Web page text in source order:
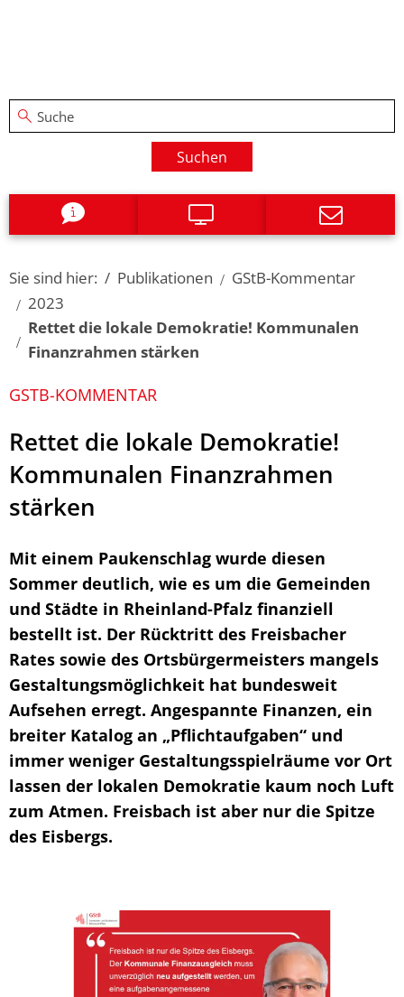
Suchen
Sie sind hier: Publikationen
GStB-Kommentar
2023
Rettet die lokale Demokratie! Kommunalen
Finanzrahmen stärken
GSTB-KOMMENTAR
Rettet die lokale Demokratie!
Kommunalen Finanzrahmen
stärken
Mit einem Paukenschlag wurde diesen
Sommer deutlich, wie es um die Gemeinden
und Städte in Rheinland-Pfalz finanziell
bestellt ist. Der Rücktritt des Freisbacher
Rates sowie des Ortsbürgermeisters mangels
Gestaltungsmöglichkeit hat bundesweit
Aufsehen erregt. Angespannte Finanzen, ein
breiter Katalog an „Pflichtaufgaben“ und
immer weniger Gestaltungsspielräume vor Ort
lassen der lokalen Demokratie kaum noch Luft
zum Atmen. Freisbach ist aber nur die Spitze
des Eisbergs.